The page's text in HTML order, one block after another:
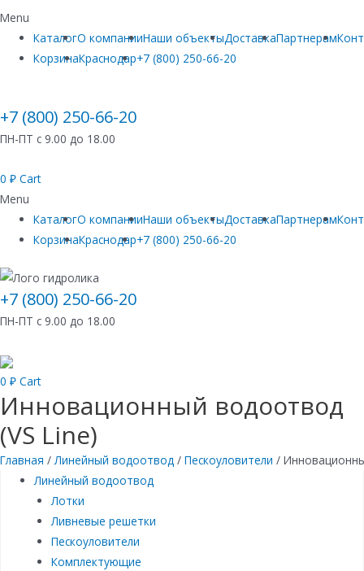
Menu
КаталогО компанииНаши объектыДоставкаПартнерам
КорзинаКраснодар+7 (800) 250-66-20
+7 (800) 250-66-20
ПН-ПТ с 9.00 до 18.00
0 ₽ Cart
Menu
КаталогО компанииНаши объектыДоставкаПартнерам
КорзинаКраснодар+7 (800) 250-66-20
+7 (800) 250-66-20
ПН-ПТ с 9.00 до 18.00
0 ₽ Cart
Инновационный водоотвод
(VS Line)
Главная /Линейный водоотвод / Пескоуловители /
Линейный водоотвод
Лотки
Ливневые решетки
Пескоуловители
Комплектующие